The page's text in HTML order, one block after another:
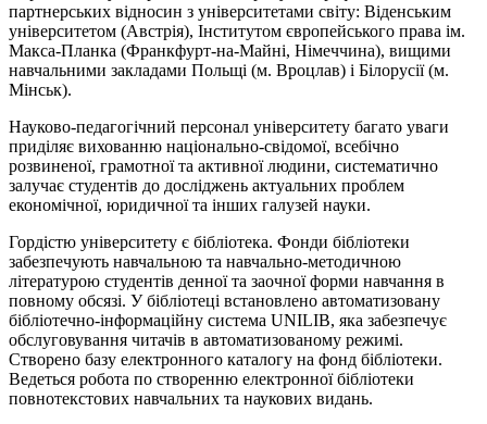
партнерських відносин з університетами світу: Віденським
університетом (Австрія), Інститутом європейського права ім.
Макса-Планка (Франкфурт-на-Майні, Німеччина), вищими
навчальними закладами Польщі (м. Вроцлав) і Білорусії (м.
Мінськ).
Науково-педагогічний персонал університету багато уваги
приділяє вихованню національно-свідомої, всебічно
розвиненої, грамотної та активної людини, систематично
залучає студентів до досліджень актуальних проблем
економічної, юридичної та інших галузей науки.
Гордістю університету є бібліотека. Фонди бібліотеки
забезпечують навчальною та навчально-методичною
літературою студентів денної та заочної форми навчання в
повному обсязі. У бібліотеці встановлено автоматизовану
бібліотечно-інформаційну система UNILIB, яка забезпечує
обслуговування читачів в автоматизованому режимі.
Створено базу електронного каталогу на фонд бібліотеки.
Ведеться робота по створенню електронної бібліотеки
повнотекстових навчальних та наукових видань.